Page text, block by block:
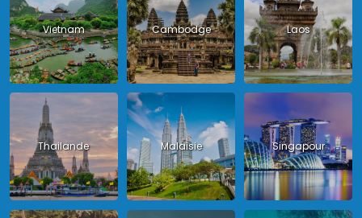
Vietnam Cambodge Laos
Thailande Malaisie Singapour